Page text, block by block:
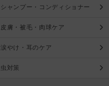
シャンプー・コンディショナー
皮膚・被毛・肉球ケア
涙やけ・耳のケア
虫対策